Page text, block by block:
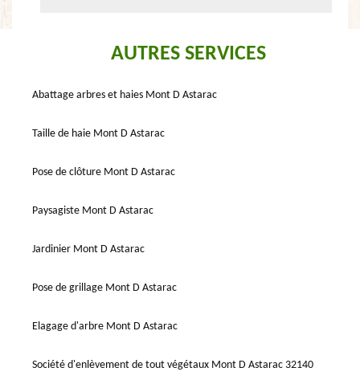
AUTRES SERVICES
Abattage arbres et haies Mont D Astarac
Taille de haie Mont D Astarac
Pose de clôture Mont D Astarac
Paysagiste Mont D Astarac
Jardinier Mont D Astarac
Pose de grillage Mont D Astarac
Elagage d'arbre Mont D Astarac
Société d'enlèvement de tout végétaux Mont D Astarac 32140